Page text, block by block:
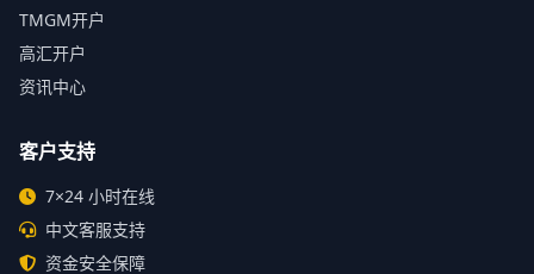
TMGM开户
高汇开户
资讯中心
客户支持
7×24 小时在线
中文客服支持
资金安全保障